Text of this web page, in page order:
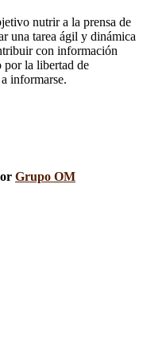
nutrir a la prensa de
una tarea ágil y dinámica
con información
por la libertad de
informarse.
Grupo OM